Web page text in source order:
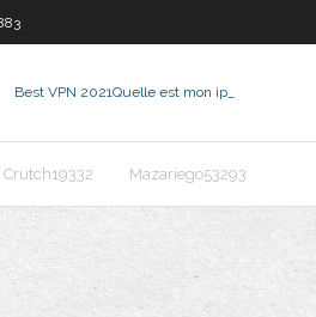
Best VPN 2021Quelle est mon ip_
Crutch19332 Mazariego53293